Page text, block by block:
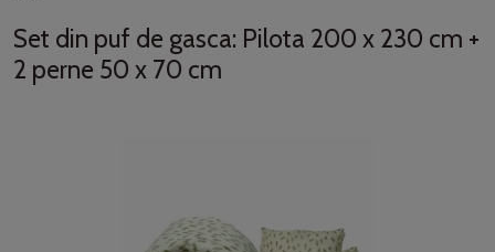
Set din puf de gasca: Pilota 200 x 230 cm +
2 perne 50 x 70 cm